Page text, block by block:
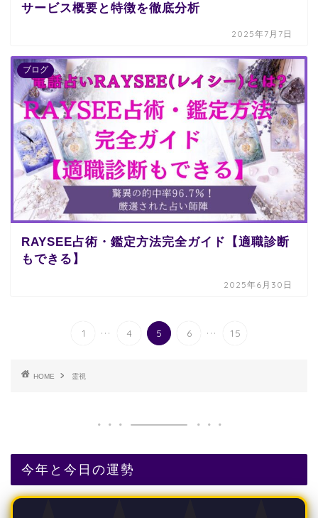
サービス概要と特徴を徹底分析
2025年7月7日
ブログ
RAYSEE占術・鑑定方法完全ガイド【適職診断
もできる】
2025年6月30日
1 ... 4 5 6 ... 15
HOME 霊視
今年と今日の運勢